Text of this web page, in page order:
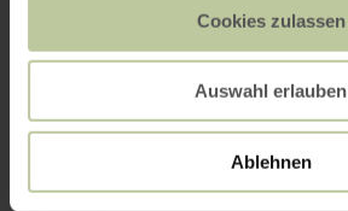
Cookies zulassen
Auswahl erlauben
Ablehnen